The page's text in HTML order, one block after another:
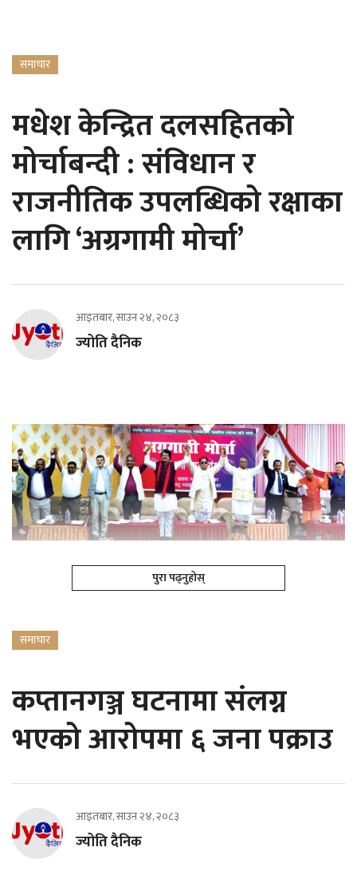
समाचार
मधेश केन्द्रित दलसहितको
मोर्चाबन्दी : संविधान र
राजनीतिक उपलब्धिको रक्षाका
लागि ‘अग्रगामी मोर्चा’
आइतबार, साउन २४, २०८३
ज्योति दैनिक
पुरा पढ्नुहोस्
समाचार
कप्तानगञ्ज घटनामा संलग्न
भएको आरोपमा ६ जना पक्राउ
आइतबार, साउन २४, २०८३
ज्योति दैनिक